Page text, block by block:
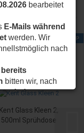
bearbeitet
E-Mails während
werden. Wir
nach
bitten wir, nach
ab dem
wünschen Ihnen
ab dem24.08.2026
TOP
Kent Glass Kleen 2,
500ml Sprühdose